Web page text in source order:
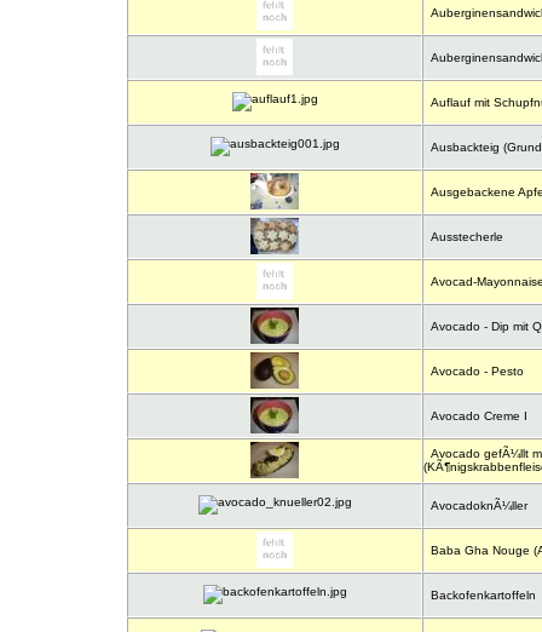
Auflauf mit
Ausbackteig
Ausgebackene
Ausstecherle
Avocad-
Avocado - Dip mit
Avocado - Pesto
Avocado Creme I
Avocado gefÃ¼llt
AvocadoknÃ¼ller
Baba Gha Nouge
Backofenkartoffeln